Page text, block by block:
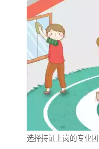
选择持证上岗的专业